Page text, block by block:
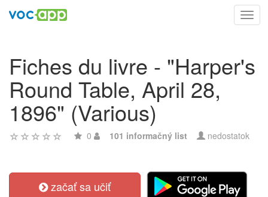
Fiches du livre - "Harper's
Round Table, April 28,
1896" (Various)
0 101 informačný list nedostatok
začať sa učiť